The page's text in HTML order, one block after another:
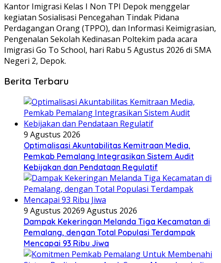
Kantor Imigrasi Kelas I Non TPI Depok menggelar
kegiatan Sosialisasi Pencegahan Tindak Pidana
Perdagangan Orang (TPPO), dan Informasi Keimigrasian,
Pengenalan Sekolah Kedinasan Poltekim pada acara
Imigrasi Go To School, hari Rabu 5 Agustus 2026 di SMA
Negeri 2, Depok.
Berita Terbaru
9 Agustus 2026
​Optimalisasi Akuntabilitas Kemitraan Media,
Pemkab Pemalang Integrasikan Sistem Audit
Kebijakan dan Pendataan Regulatif
9 Agustus 20269 Agustus 2026
Dampak Kekeringan Melanda Tiga Kecamatan di
Pemalang, dengan Total Populasi Terdampak
Mencapai 93 Ribu Jiwa